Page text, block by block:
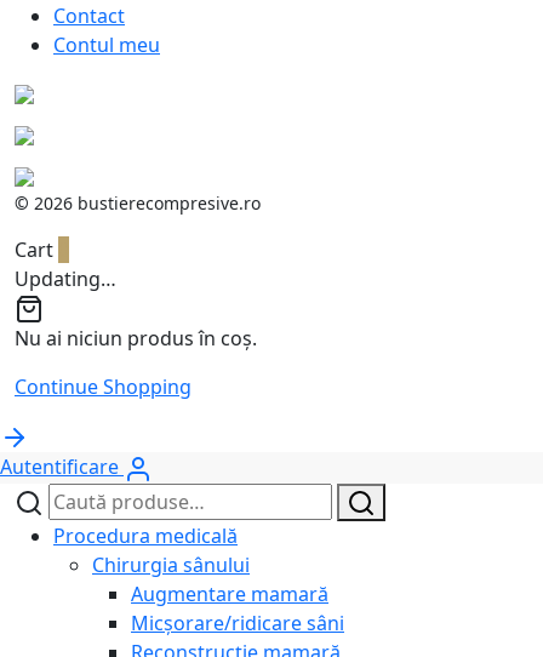
Contact
Contul meu
© 2026 bustierecompresive.ro
Cart
Updating…
Nu ai niciun produs în coș.
Continue Shopping
Autentificare
Caută
după:
Caută
Procedura medicală
Chirurgia sânului
Augmentare mamară
Micșorare/ridicare sâni